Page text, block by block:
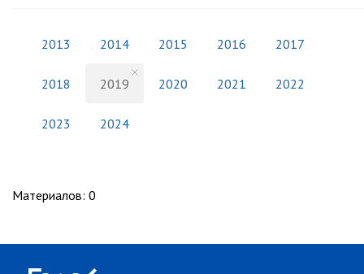
2013 2014 2015 2016 2017
2018 2019 2020 2021 2022
2023 2024
Материалов: 0